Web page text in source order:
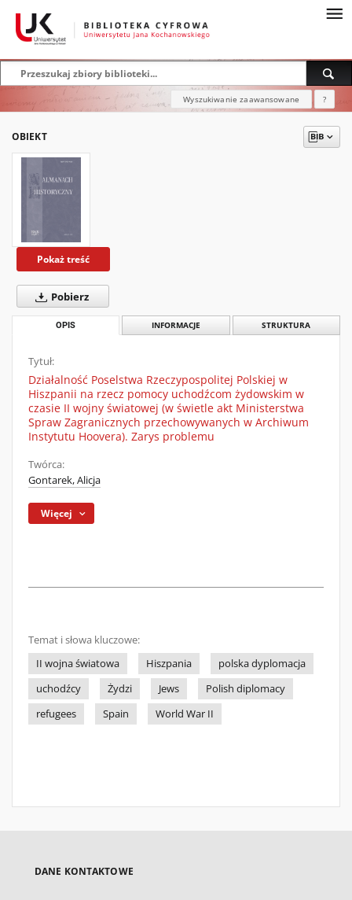
Wyszukiwanie zaawansowane ?
OBIEKT
Pokaż treść
Pobierz
OPIS INFORMACJE STRUKTURA
Tytuł:
Działalność Poselstwa Rzeczypospolitej Polskiej w
Hiszpanii na rzecz pomocy uchodźcom żydowskim w
czasie II wojny światowej (w świetle akt Ministerstwa
Spraw Zagranicznych przechowywanych w Archiwum
Instytutu Hoovera). Zarys problemu
Twórca:
Gontarek, Alicja
Więcej
Temat i słowa kluczowe:
II wojna światowa
Hiszpania
polska dyplomacja
uchodźcy
Żydzi Jews
Polish diplomacy
refugees
Spain World War II
DANE KONTAKTOWE